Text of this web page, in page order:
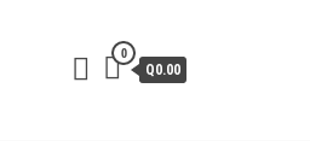
0
Q0.00